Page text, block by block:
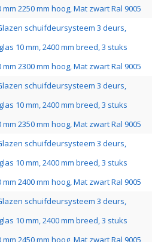
2250 mm hoog, Mat zwart Ral 9005
schuifdeursysteem 3 deurs,
10 mm, 2400 mm breed, 3 stuks
2300 mm hoog, Mat zwart Ral 9005
schuifdeursysteem 3 deurs,
10 mm, 2400 mm breed, 3 stuks
2350 mm hoog, Mat zwart Ral 9005
schuifdeursysteem 3 deurs,
10 mm, 2400 mm breed, 3 stuks
2400 mm hoog, Mat zwart Ral 9005
schuifdeursysteem 3 deurs,
10 mm, 2400 mm breed, 3 stuks
2450 mm hoog, Mat zwart Ral 9005